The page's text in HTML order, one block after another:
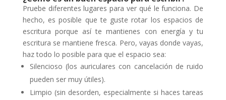
Pruebe diferentes lugares para ver qué le funciona. De
hecho, es posible que te guste rotar los espacios de
escritura porque así te mantienes con energía y tu
escritura se mantiene fresca. Pero, vayas donde vayas,
haz todo lo posible para que el espacio sea:
Silencioso (los auriculares con cancelación de ruido
pueden ser muy útiles).
Limpio (sin desorden, especialmente si haces tareas